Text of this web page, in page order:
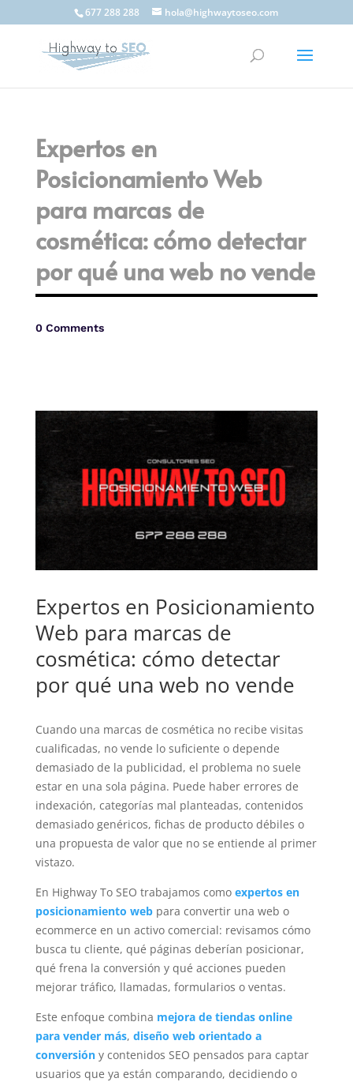
677 288 288 hola@highwaytoseo.com
Expertos en
Posicionamiento Web
para marcas de
cosmética: cómo detectar
por qué una web no vende
0 Comments
Expertos en Posicionamiento
Web para marcas de
cosmética: cómo detectar
por qué una web no vende
Cuando una marcas de cosmética no recibe visitas
cualificadas, no vende lo suficiente o depende
demasiado de la publicidad, el problema no suele
estar en una sola página. Puede haber errores de
indexación, categorías mal planteadas, contenidos
demasiado genéricos, fichas de producto débiles o
una propuesta de valor que no se entiende al primer
vistazo.
En Highway To SEO trabajamos como expertos en
posicionamiento webpara convertir una web o
ecommerce en un activo comercial: revisamos cómo
busca tu cliente, qué páginas deberían posicionar,
qué frena la conversión y qué acciones pueden
mejorar tráfico, llamadas, formularios o ventas.
Este enfoque combina mejora de tiendas online
para vender más, diseño web orientado a
conversióny contenidos SEO pensados para captar
usuarios que ya están comparando, decidiendo o